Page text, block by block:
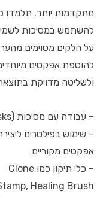
מתקדמות יותר. תלמדו
להשתמש במסיכות
על חלקים מסוימים
להוספת אפקטים
ולשליטה מדויקת
– עבודה עם מסיכות (masks)
– שימוש בפילטרים
אפקטים מקוריים
– כלי תיקון כמו Clone
Healing Brush